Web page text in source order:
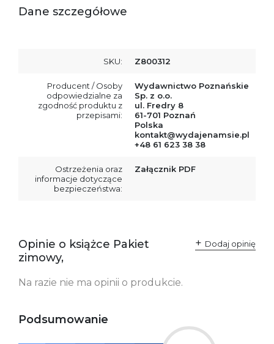
Dane szczegółowe
SKU: Z800312
Producent / Osoby
odpowiedzialne za
zgodność produktu z
przepisami:
Wydawnictwo Poznańskie
Sp. z o.o.
ul. Fredry 8
61-701 Poznań
Polska
kontakt@wydajenamsie.pl
+48 61 623 38 38
Ostrzeżenia oraz
informacje dotyczące
bezpieczeństwa:
Załącznik PDF
Opinie o książce Pakiet
zimowy,
Dodaj opinię
Na razie nie ma opinii o produkcie.
Podsumowanie